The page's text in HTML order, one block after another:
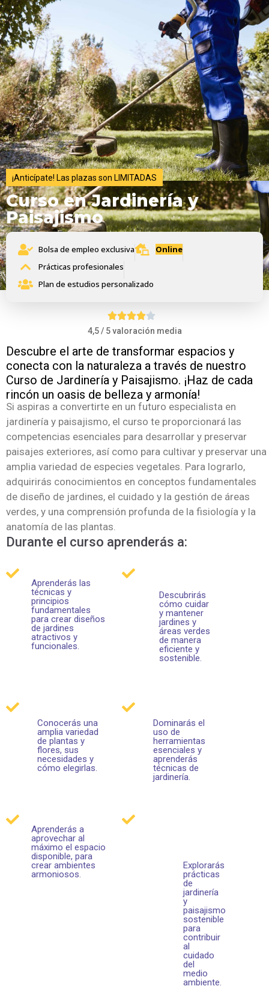
¡Anticípate! Las plazas son LIMITADAS
Curso en Jardinería y
Paisajismo
Bolsa de empleo exclusiva
Online
Prácticas profesionales
Plan de estudios personalizado
4,5 / 5 valoración media
Descubre el arte de transformar espacios y
conecta con la naturaleza a través de nuestro
Curso de Jardinería y Paisajismo. ¡Haz de cada
rincón un oasis de belleza y armonía!
Si aspiras a convertirte en un futuro especialista en
jardinería y paisajismo, el curso te proporcionará las
competencias esenciales para desarrollar y preservar
paisajes exteriores, así como para cultivar y preservar una
amplia variedad de especies vegetales. Para lograrlo,
adquirirás conocimientos en conceptos fundamentales
de diseño de jardines, el cuidado y la gestión de áreas
verdes, y una comprensión profunda de la fisiología y la
anatomía de las plantas.
Durante el curso aprenderás a:
Aprenderás las
técnicas y
principios
fundamentales
para crear diseños
de jardines
atractivos y
funcionales.
Descubrirás
cómo cuidar
y mantener
jardines y
áreas verdes
de manera
eficiente y
sostenible.
Conocerás una
amplia variedad
de plantas y
flores, sus
necesidades y
cómo elegirlas.
Dominarás el
uso de
herramientas
esenciales y
aprenderás
técnicas de
jardinería.
Aprenderás a
aprovechar al
máximo el espacio
disponible, para
crear ambientes
armoniosos.
Explorarás
prácticas
de
jardinería
y
paisajismo
sostenible
para
contribuir
al
cuidado
del
medio
ambiente.